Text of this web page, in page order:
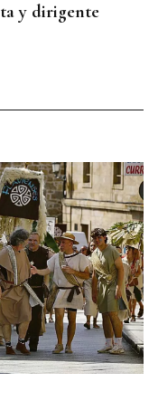
y dirigente
coches en la